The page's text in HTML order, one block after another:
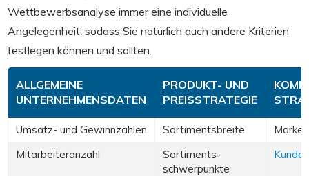
Wettbewerbsanalyse immer eine individuelle
Angelegenheit, sodass Sie natürlich auch andere Kriterien
festlegen können und sollten.
ALLGEMEINE
UNTERNEHMENSDATEN
PRODUKT- UND
PREISSTRATEGIE
Umsatz- und Gewinnzahlen Sortimentsbreite
Mitarbeiteranzahl
Sortiments-
schwerpunkte